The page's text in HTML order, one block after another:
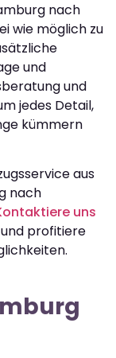
nach
wie möglich zu
und
und
jedes Detail,
kümmern
aus
nach
uns
profitiere